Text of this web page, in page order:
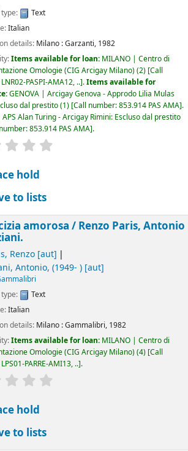
Text
Italian
details: Milano :Garzanti, 1982
Items available for loan: MILANO | Centro di
Omologie (CIG Arcigay Milano)(2) Call
LNR02-PASPI-AMA12, .. .Items available for
GENOVA | Arcigay Genova - Approdo Lilia Mulas
dal prestito(1) Call number:853.914 PAS AMA .
Alan Turing - Arcigay Rimini: Escluso dal prestito
853.914 PAS AMA .
hold
to lists
amorosa / Renzo Paris, Antonio
Renzo[aut]
Antonio, (1949- )[aut]
Text
Italian
details: Milano :Gammalibri, 1982
Items available for loan: MILANO | Centro di
Omologie (CIG Arcigay Milano)(4) Call
LPS01-PARRE-AMI13, .. .
hold
to lists